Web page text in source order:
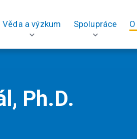
Věda a výzkum Spolupráce
Ph.D.